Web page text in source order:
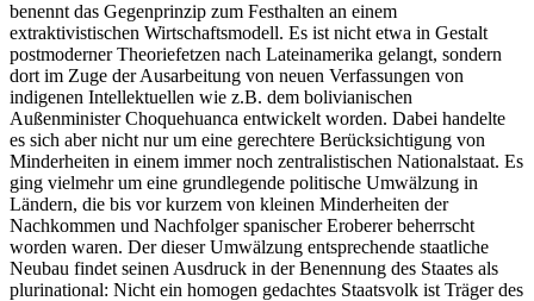
benennt das Gegenprinzip zum Festhalten an einem
extraktivistischen Wirtschaftsmodell. Es ist nicht etwa in Gestalt
postmoderner Theoriefetzen nach Lateinamerika gelangt, sondern
dort im Zuge der Ausarbeitung von neuen Verfassungen von
indigenen Intellektuellen wie z.B. dem bolivianischen
Außenminister Choquehuanca entwickelt worden. Dabei handelte
es sich aber nicht nur um eine gerechtere Berücksichtigung von
Minderheiten in einem immer noch zentralistischen Nationalstaat. Es
ging vielmehr um eine grundlegende politische Umwälzung in
Ländern, die bis vor kurzem von kleinen Minderheiten der
Nachkommen und Nachfolger spanischer Eroberer beherrscht
worden waren. Der dieser Umwälzung entsprechende staatliche
Neubau findet seinen Ausdruck in der Benennung des Staates als
plurinational: Nicht ein homogen gedachtes Staatsvolk ist Träger des